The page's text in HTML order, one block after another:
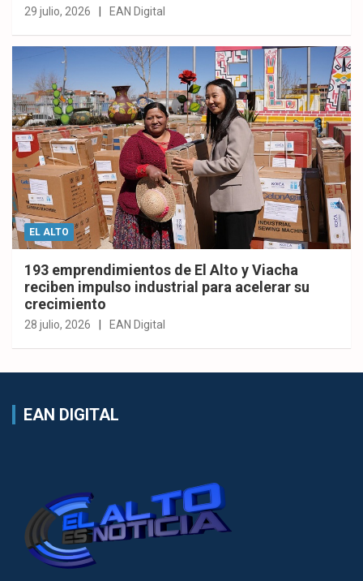
29 julio, 2026 EAN Digital
EL ALTO
193 emprendimientos de El Alto y Viacha
reciben impulso industrial para acelerar su
crecimiento
28 julio, 2026 EAN Digital
EAN DIGITAL